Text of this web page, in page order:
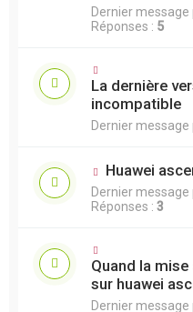
Dernier message
Réponses : 5
La dernière
incompatible
Dernier message
Huawei
Dernier message
Réponses : 3
Quand la
sur huawei
Dernier message